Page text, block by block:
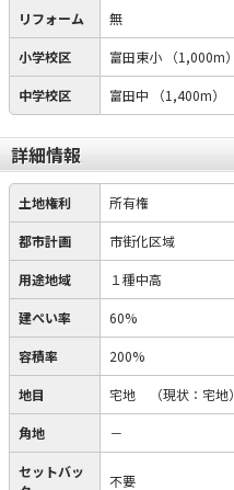
リフォーム 無
小学校区 富田東小 （1,000m）
中学校区 富田中 （1,400m）
詳細情報
土地権利 所有権
都市計画 市街化区域
用途地域 １種中高
建ぺい率 60%
容積率 200%
地目 宅地 （現状：宅地）
角地 －
セットバッ
不要